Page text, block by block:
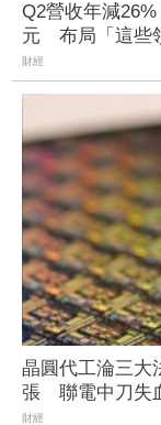
Q2營收年減
元 布局「這些
財經
晶圓代工淪三大
張 聯電中刀失
財經